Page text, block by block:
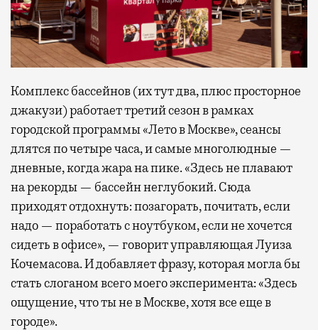
Комплекс бассейнов (их тут два, плюс просторное
джакузи) работает третий сезон в рамках
городской программы «Лето в Москве», сеансы
длятся по четыре часа, и самые многолюдные —
дневные, когда жара на пике. «Здесь не плавают
на рекорды — бассейн неглубокий. Сюда
приходят отдохнуть: позагорать, почитать, если
надо — поработать с ноутбуком, если не хочется
сидеть в офисе», — говорит управляющая Луиза
Кочемасова. И добавляет фразу, которая могла бы
стать слоганом всего моего эксперимента: «Здесь
ощущение, что ты не в Москве, хотя все еще в
городе».